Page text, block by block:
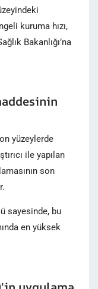
kuruma hızı,
Bakanlığı’na
yüzeylerde
ile yapılan
son
sayesinde, bu
en yüksek